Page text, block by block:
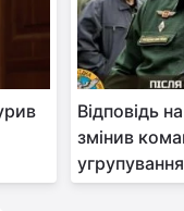
Відповідь
змінив